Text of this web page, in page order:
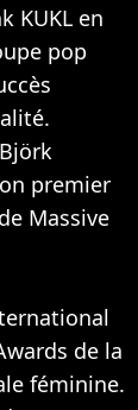
KUKL en
pop
premier
Massive
de la
féminine.